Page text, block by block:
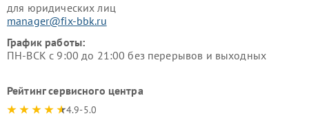
для юридических лиц
manager@fix-bbk.ru
График работы:
ПН-ВСК с 9:00 до 21:00 без перерывов и выходных
Рейтинг сервисного центра
4.9-5.0